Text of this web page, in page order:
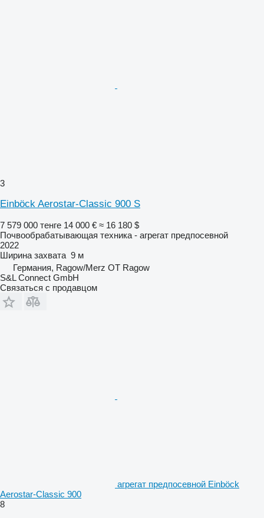
3
Einböck Aerostar-Classic 900 S
7 579 000 тенге 14 000 € ≈ 16 180 $
Почвообрабатывающая техника - агрегат предпосевной
2022
Ширина захвата 9 м
Германия, Ragow/Merz OT Ragow
S&L Connect GmbH
Связаться с продавцом
агрегат предпосевной Einböck
Aerostar-Classic 900
8